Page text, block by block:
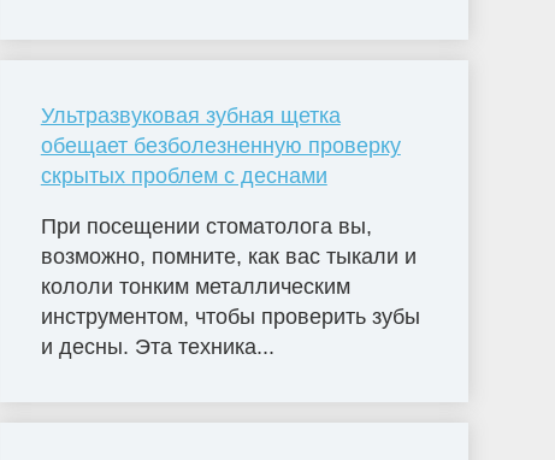
Ультразвуковая зубная щетка
обещает безболезненную проверку
скрытых проблем с деснами
При посещении стоматолога вы,
возможно, помните, как вас тыкали и
кололи тонким металлическим
инструментом, чтобы проверить зубы
и десны. Эта техника...